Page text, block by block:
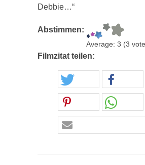
Debbie…“
Abstimmen:
Average: 3 (3
Filmzitat teilen: